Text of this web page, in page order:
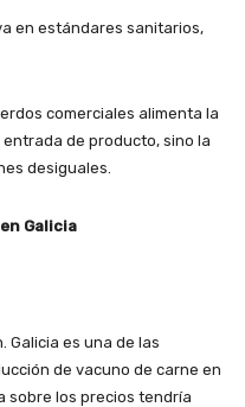
en estándares sanitarios,
comerciales alimenta la
de producto, sino la
desiguales.
Galicia
Galicia es una de las
de vacuno de carne en
sobre los precios tendría